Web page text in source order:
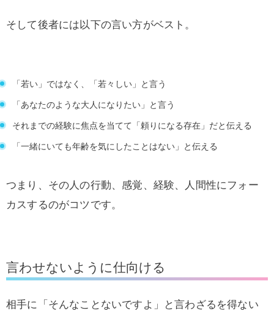
そして後者には以下の言い方がベスト。
「若い」ではなく、「若々しい」と言う
「あなたのような大人になりたい」と言う
それまでの経験に焦点を当てて「頼りになる存在」だと伝える
「一緒にいても年齢を気にしたことはない」と伝える
つまり、その人の行動、感覚、経験、人間性にフォー
カスするのがコツです。
言わせないように仕向ける
相手に「そんなことないですよ」と言わざるを得ない